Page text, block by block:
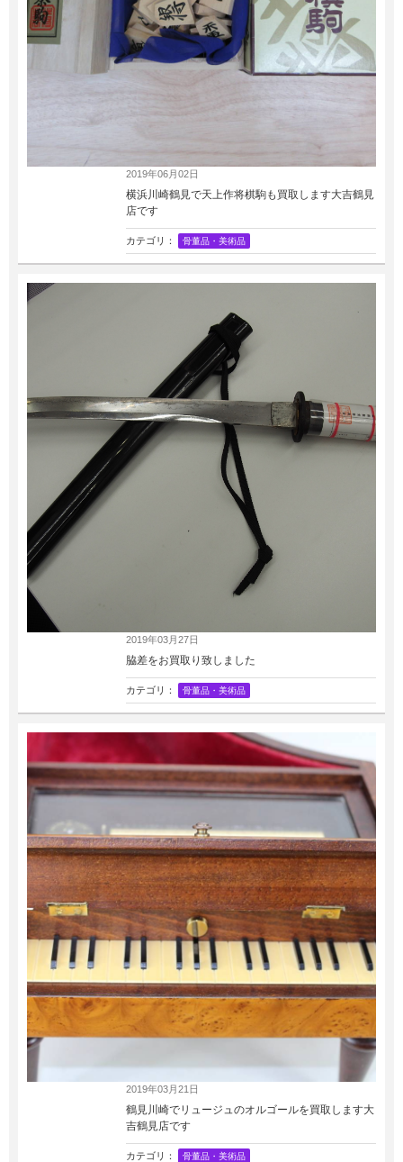
2019年06月02日
横浜川崎鶴見で天上作将棋駒も買取します大吉鶴見
店です
カテゴリ： 骨董品・美術品
2019年03月27日
脇差をお買取り致しました
カテゴリ： 骨董品・美術品
2019年03月21日
鶴見川崎でリュージュのオルゴールを買取します大
吉鶴見店です
カテゴリ： 骨董品・美術品